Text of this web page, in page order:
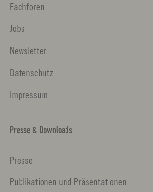
Fachforen
Jobs
Newsletter
Datenschutz
Impressum
Presse & Downloads
Presse
Publikationen und Präsentationen